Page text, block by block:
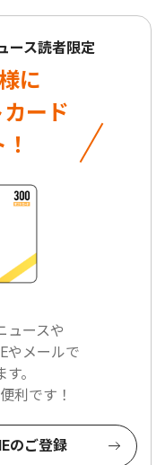
ース読者限定
に
ード
ュースや
やメールで
。
利です！
のご登録